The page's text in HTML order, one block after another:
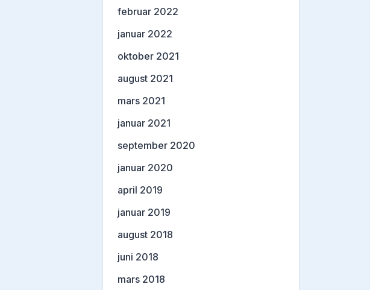
februar 2022
januar 2022
oktober 2021
august 2021
mars 2021
januar 2021
september 2020
januar 2020
april 2019
januar 2019
august 2018
juni 2018
mars 2018